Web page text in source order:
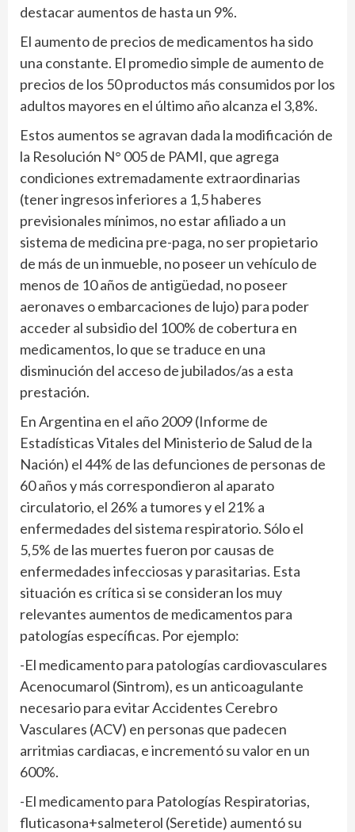
destacar aumentos de hasta un 9%.
El aumento de precios de medicamentos ha sido
una constante. El promedio simple de aumento de
precios de los 50 productos más consumidos por los
adultos mayores en el último año alcanza el 3,8%.
Estos aumentos se agravan dada la modificación de
la Resolución N° 005 de PAMI, que agrega
condiciones extremadamente extraordinarias
(tener ingresos inferiores a 1,5 haberes
previsionales mínimos, no estar afiliado a un
sistema de medicina pre-paga, no ser propietario
de más de un inmueble, no poseer un vehículo de
menos de 10 años de antigüedad, no poseer
aeronaves o embarcaciones de lujo) para poder
acceder al subsidio del 100% de cobertura en
medicamentos, lo que se traduce en una
disminución del acceso de jubilados/as a esta
prestación.
En Argentina en el año 2009 (Informe de
Estadísticas Vitales del Ministerio de Salud de la
Nación) el 44% de las defunciones de personas de
60 años y más correspondieron al aparato
circulatorio, el 26% a tumores y el 21% a
enfermedades del sistema respiratorio. Sólo el
5,5% de las muertes fueron por causas de
enfermedades infecciosas y parasitarias. Esta
situación es crítica si se consideran los muy
relevantes aumentos de medicamentos para
patologías específicas. Por ejemplo:
-El medicamento para patologías cardiovasculares
Acenocumarol (Sintrom), es un anticoagulante
necesario para evitar Accidentes Cerebro
Vasculares (ACV) en personas que padecen
arritmias cardiacas, e incrementó su valor en un
600%.
-El medicamento para Patologías Respiratorias,
fluticasona+salmeterol (Seretide) aumentó su